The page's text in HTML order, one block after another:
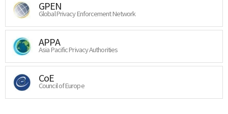
GPEN
Global Privacy Enforcement Network
APPA
Asia Pacific Privacy Authorities
CoE
Council of Europe